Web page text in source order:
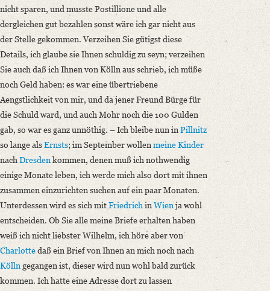
nicht sparen, und musste Postillione und alle
dergleichen gut bezahlen sonst wäre ich gar nicht aus
der Stelle gekommen. Verzeihen Sie gütigst diese
Details, ich glaube sie Ihnen schuldig zu seyn; verzeihen
Sie auch daß ich Ihnen von Kölln aus schrieb, ich müße
noch Geld haben: es war eine übertriebene
Aengstlichkeit von mir, und da jener Freund Bürge für
die Schuld ward, und auch Mohr noch die 100 Gulden
gab, so war es ganz unnöthig. – Ich bleibe nun inPillnitz
so lange alsErnsts; im September wollenmeine Kinder
nach Dresdenkommen, denen muß ich nothwendig
einige Monate leben, ich werde mich also dort mit ihnen
zusammen einzurichten suchen auf ein paar Monaten.
Unterdessen wird es sich mitFriedrich inWienja wohl
entscheiden. Ob Sie alle meine Briefe erhalten haben
weiß ich nicht liebster Wilhelm, ich höre aber von
Charlottedaß ein Brief von Ihnen an mich noch nach
Köllngegangen ist, dieser wird nun wohl bald zurück
kommen. Ich hatte eine Adresse dort zu lassen